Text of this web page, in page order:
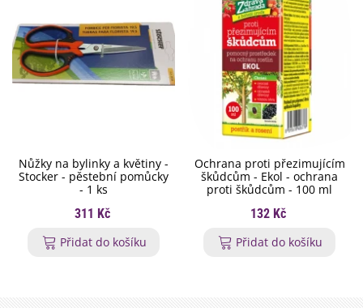
Nůžky na bylinky a květiny -
Stocker - pěstební pomůcky
- 1 ks
311 Kč
Přidat do košíku
Ochrana proti přezimujícím
škůdcům - Ekol - ochrana
proti škůdcům - 100 ml
132 Kč
Přidat do košíku